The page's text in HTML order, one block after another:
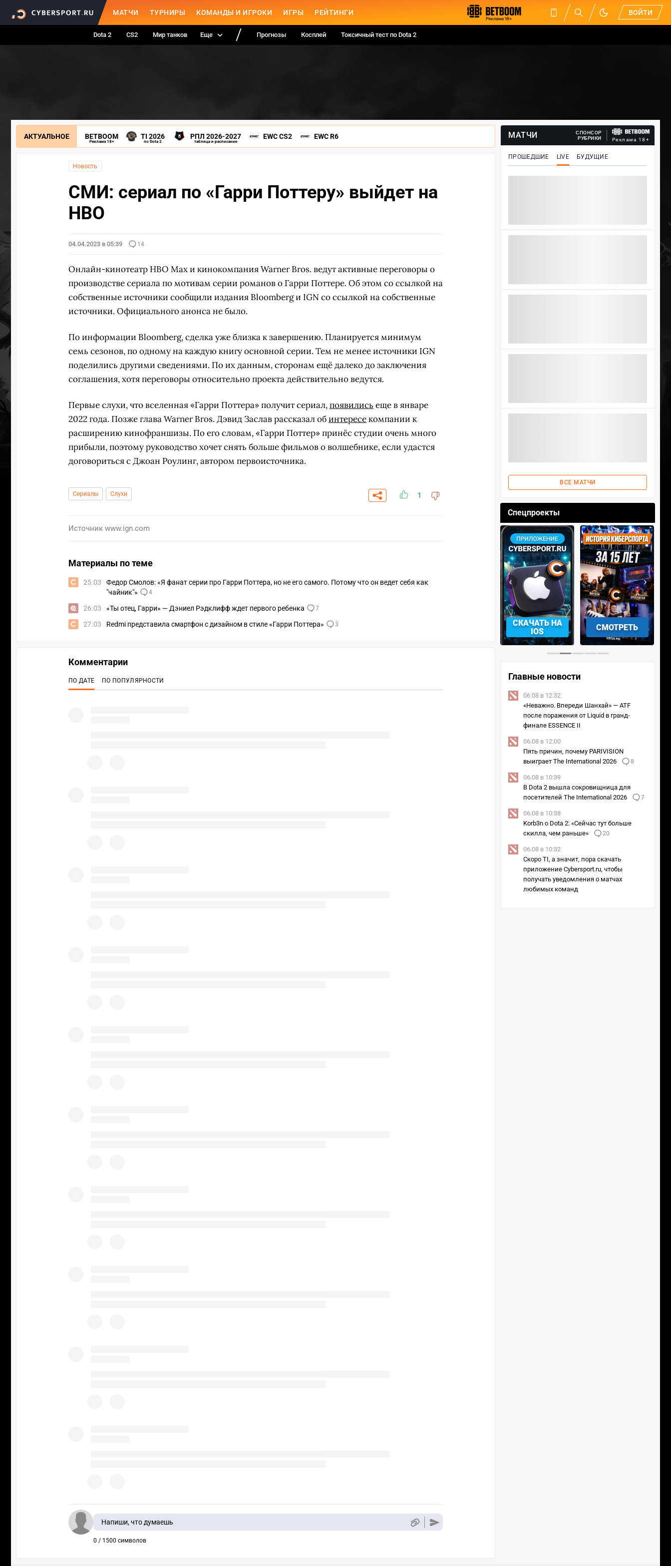
МАТЧИ ТУРНИРЫ КОМАНДЫ И ИГРОКИ ИГРЫ РЕЙТИНГИ ВОЙТИ
Dota 2 CS2 Мир танков Еще Прогнозы Косплей Токсичный тест по Dota 2
АКТУАЛЬНОЕ BETBOOM
Реклама 18+
TI 2026
по Dota 2
РПЛ 2026-2027
таблица и расписание
EWC CS2 EWC R6
Новость
СМИ: сериал по «Гарри Поттеру» выйдет на
HBO
04.04.2023 в 05:39 14
Онлайн-кинотеатр HBO Max и кинокомпания Warner Bros. ведут активные переговоры о
производстве сериала по мотивам серии романов о Гарри Поттере. Об этом со ссылкой на
собственные источники сообщили издания Bloomberg и IGN со ссылкой на собственные
источники. Официального анонса не было.
По информации Bloomberg, сделка уже близка к завершению. Планируется минимум
семь сезонов, по одному на каждую книгу основной серии. Тем не менее источники IGN
поделились другими сведениями. По их данным, сторонам ещё далеко до заключения
соглашения, хотя переговоры относительно проекта действительно ведутся.
Первые слухи, что вселенная «Гарри Поттера» получит сериал,появились еще в январе
2022 года. Позже глава Warner Bros. Дэвид Заслав рассказал обинтересекомпании к
расширению кинофраншизы. По его словам, «Гарри Поттер» принёс студии очень много
прибыли, поэтому руководство хочет снять больше фильмов о волшебнике, если удастся
договориться с Джоан Роулинг, автором первоисточника.
Сериалы Слухи 1
Источник www.ign.com
Материалы по теме
25.03
Федор Смолов: «Я фанат серии про Гарри Поттера, но не его самого. Потому что он ведет себя как
"чайник"»
4
26.03 «Ты отец, Гарри» — Дэниел Рэдклифф ждет первого ребенка 7
27.03 Redmi представила смартфон с дизайном в стиле «Гарри Поттера» 3
МАТЧИ
СПОНСОР
РУБРИКИ
Реклама 18+
ПРОШЕДШИЕ LIVE БУДУЩИЕ
ВСЕ МАТЧИ
Спецпроекты
УЧАСТВОВАТЬ ЗАБРАТЬ СМОТРЕТЬ УЧАСТВОВАТЬ
‹ ›
Главные новости
06.08 в 12:32
«Неважно. Впереди Шанхай» — ATF
после поражения от Liquid в гранд-
финале ESSENCE II
06.08 в 12:00
Пять причин, почему PARIVISION
выиграет The International 2026
8
06.08 в 10:39
В Dota 2 вышла сокровищница для
посетителей The International 2026
7
06.08 в 10:38
Korb3n о Dota 2: «Сейчас тут больше
скилла, чем раньше»
20
06.08 в 10:32
Скоро TI, а значит, пора скачать
приложение Cybersport.ru, чтобы
получать уведомления о матчах
любимых команд
Комментарии
ПО ДАТЕ ПО ПОПУЛЯРНОСТИ
Напиши, что думаешь
0 / 1500 символов